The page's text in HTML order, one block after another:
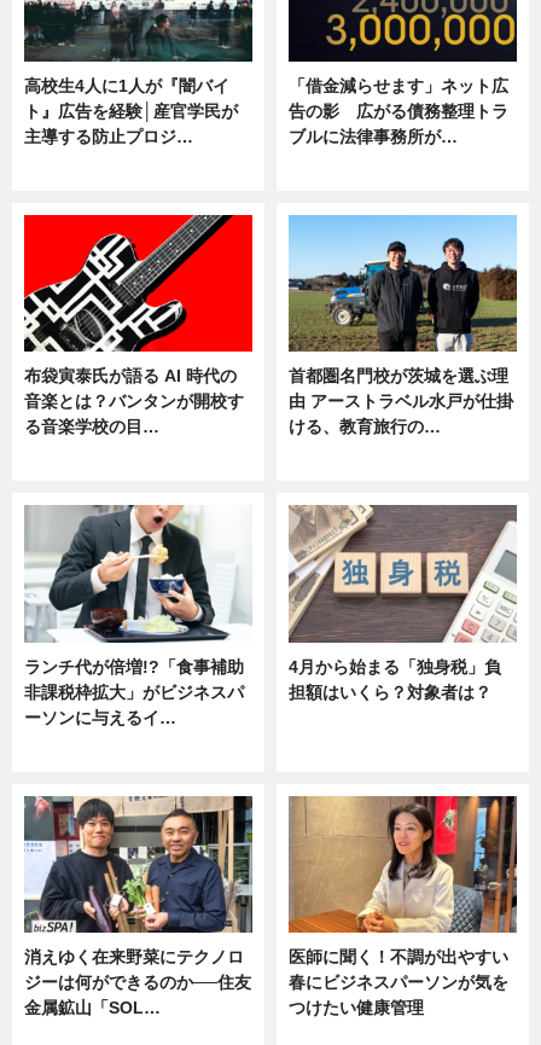
高校生4人に1人が『闇バイ
ト』広告を経験│産官学民が
主導する防止プロジ…
「借金減らせます」ネット広
告の影 広がる債務整理トラ
ブルに法律事務所が…
布袋寅泰氏が語る AI 時代の
音楽とは？バンタンが開校す
る音楽学校の目…
首都圏名門校が茨城を選ぶ理
由 アーストラベル水戸が仕掛
ける、教育旅行の…
ランチ代が倍増!?「食事補助
非課税枠拡大」がビジネスパ
ーソンに与えるイ…
4月から始まる「独身税」負
担額はいくら？対象者は？
消えゆく在来野菜にテクノロ
ジーは何ができるのか──住友
金属鉱山「SOL…
医師に聞く！不調が出やすい
春にビジネスパーソンが気を
つけたい健康管理